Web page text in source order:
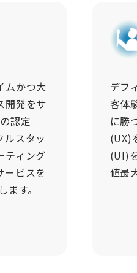
ムかつ大
開発をサ
認定
ルスタッ
ティング
ービスを
す。
デフ
客体
に勝
(UX)
(UI)
値最